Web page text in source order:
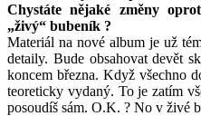
Chystáte nějaké změny
„živý“ bubeník ?
Materiál na nové album je už
detaily. Bude obsahovat devět
koncem března. Když všechno
teoreticky vydaný. To je zatím
posoudíš sám. O.K. ? No v živé